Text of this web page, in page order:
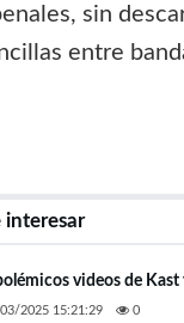
sin
entre
interesar
videos de
2025 15:21:29 0